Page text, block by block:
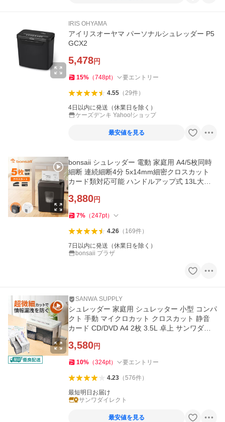
IRIS OHYAMA
アイリスオーヤマ パーソナルシュレッダー P5
GCX2
5,478円
15% （748pt） 要エントリー
4.55（29件）
4日以内に発送（休業日を除く）
ケーズデンキ Yahoo!ショップ
最安値を見る
bonsaii シュレッダー 電動 家庭用 A4/5枚同時
細断 連続細断4分 5x14mm細密クロスカット
カード類対応可能 ハンドルアップ式 13L大容
3,880円
7% （247pt）
4.26（ 169件）
7日以内に発送（休業日を除く）
bonsaii プラザ
SANWA SUPPLY
シュレッダー 家庭用 シュレッター 小型 コンパ
クト 手動 マイクロカット クロスカット 静音
カード CD/DVD A4 2枚 3.5L 卓上 サンワダイ
3,580円
10% （324pt） 要エントリー
4.23（576件）
最短明日お届け
サンワダイレクト
最安値を見る